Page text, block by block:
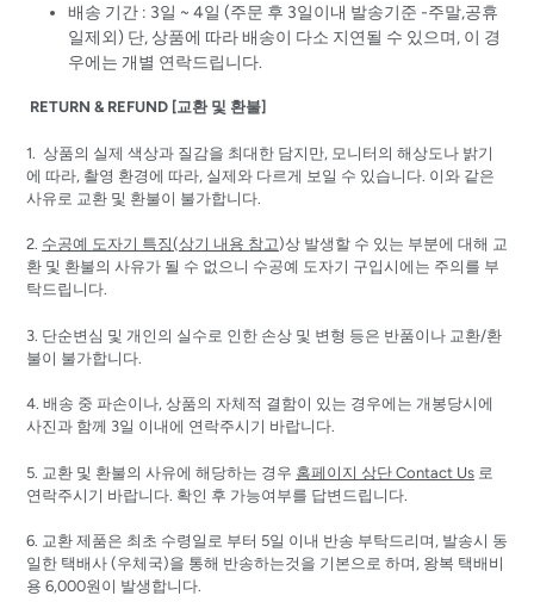
배송 기간 : 3일 ~ 4일 (주문 후 3일이내 발송기준 -주말,공휴
일제외) 단, 상품에 따라 배송이 다소 지연될 수 있으며, 이 경
우에는 개별 연락드립니다.
RETURN & REFUND [교환 및 환불]
1. 상품의 실제 색상과 질감을 최대한 담지만, 모니터의 해상도나 밝기
에 따라, 촬영 환경에 따라, 실제와 다르게 보일 수 있습니다. 이와 같은
사유로 교환 및 환불이 불가합니다.
2. 수공예 도자기 특징(상기 내용 참고)상 발생할 수 있는 부분에 대해 교
환 및 환불의 사유가 될 수 없으니 수공예 도자기 구입시에는 주의를 부
탁드립니다.
3. 단순변심 및 개인의 실수로 인한 손상 및 변형 등은 반품이나 교환/환
불이 불가합니다.
4. 배송 중 파손이나, 상품의 자체적 결함이 있는 경우에는 개봉당시에
사진과 함께 3일 이내에 연락주시기 바랍니다.
5. 교환 및 환불의 사유에 해당하는 경우 홈페이지 상단 Contact Us 로
연락주시기 바랍니다. 확인 후 가능여부를 답변드립니다.
6. 교환 제품은 최초 수령일로 부터 5일 이내 반송 부탁드리며, 발송시 동
일한 택배사 (우체국)을 통해 반송하는것을 기본으로 하며, 왕복 택배비
용 6,000원이 발생합니다.